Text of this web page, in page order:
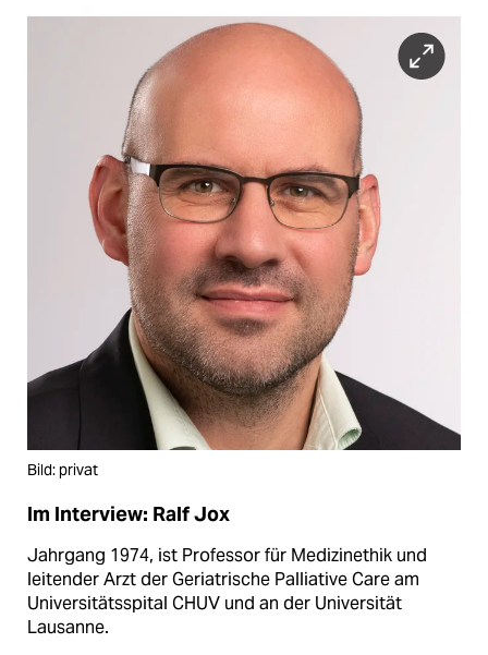
Bild: privat
Im Interview: Ralf Jox
Jahrgang 1974, ist Professor für Medizinethik und
leitender Arzt der Geriatrische Palliative Care am
Universitätsspital CHUV und an der Universität
Lausanne.